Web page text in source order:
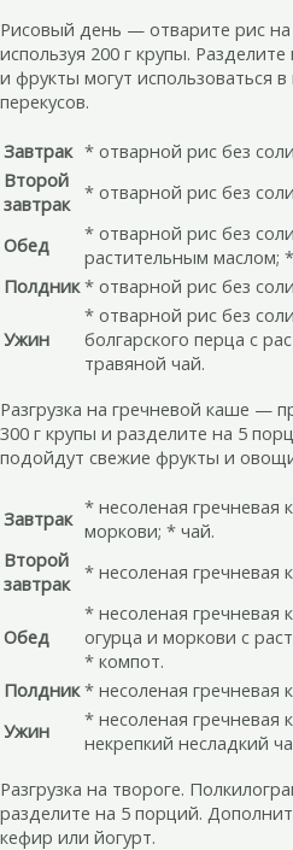
Рисовый день — отварите рис
используя 200 г крупы.
и фрукты могут использоваться
перекусов.
Завтрак * отварной рис без
Второй
завтрак * отварной рис без
Обед
* отварной рис без
растительным маслом;
Полдник * отварной рис без
Ужин
* отварной рис без
болгарского перца с
травяной чай.
Разгрузка на гречневой каше —
300 г крупы и разделите на 5
подойдут свежие фрукты и
Завтрак * несоленая гречневая
моркови; * чай.
Второй
завтрак * несоленая гречневая
Обед
* несоленая гречневая
огурца и моркови с
* компот.
Полдник * несоленая гречневая
Ужин
* несоленая гречневая
некрепкий несладкий
Разгрузка на твороге.
разделите на 5 порций.
кефир или йогурт.